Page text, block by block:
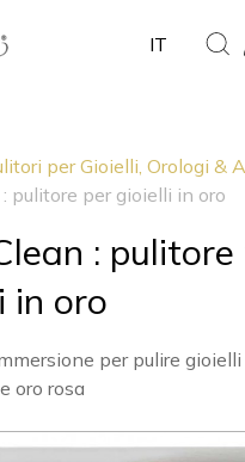
IT
per Gioielli, Orologi &
pulitore per gioielli in oro
: pulitore
in oro
per pulire gioielli
oro rosa